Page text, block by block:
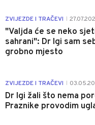
ZVIJEZDE I TRAČEVI
"Valjda će se neko
sahrani": Dr Igi sam
grobno mjesto
ZVIJEZDE I TRAČEVI
Dr Igi žali što nema
Praznike provodim